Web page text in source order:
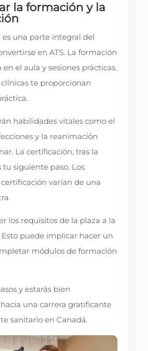
la formación y la
es una parte integral del
en ATS. La formación
el aula y sesiones prácticas.
clínicas te proporcionan
habilidades vitales como el
y la reanimación
La certificación, tras la
tu siguiente paso. Los
varían de una
los requisitos de la plaza a la
Esto puede implicar hacer un
módulos de formación
y estarás bien
una carrera gratificante
sanitario en Canadá.